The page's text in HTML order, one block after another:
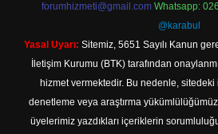
forumhizmeti@gmail.com Whatsapp:
@karabul
Yasal Uyarı: Sitemiz, 5651 Sayılı Kanun
İletişim Kurumu (BTK) tarafından
hizmet vermektedir. Bu nedenle,
denetleme veya araştırma
üyelerimiz yazdıkları içeriklerin